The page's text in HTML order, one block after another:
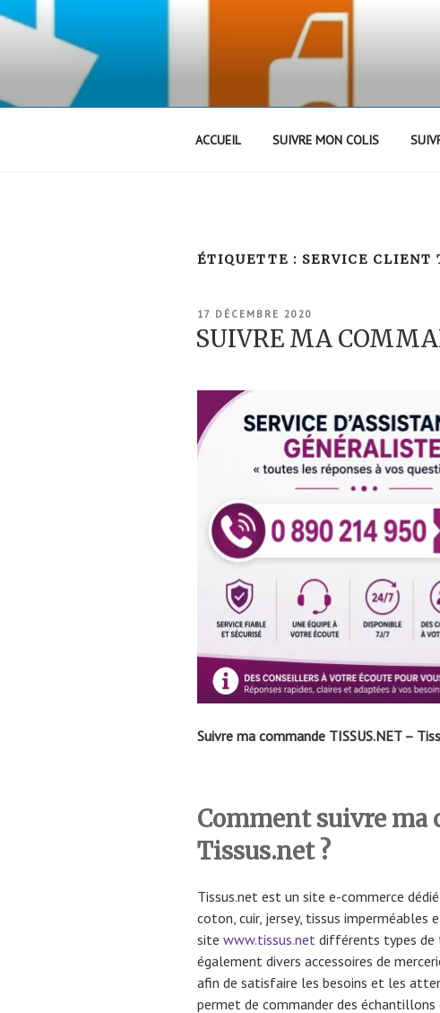
Aller
ACCUEIL SUIVRE MON COLIS
ÉTIQUETTE : SERVICE CLIENT
PUBLIÉ
LE
17 DÉCEMBRE 2020
SUIVRE MA
Suivre ma commande TISSUS.NET –
Comment suivre ma
Tissus.net ?
Tissus.net est un site e-commerce
coton, cuir, jersey, tissus imperméables
site www.tissus.net différents types de
également divers accessoires de
afin de satisfaire les besoins et les
permet de commander des échantillons